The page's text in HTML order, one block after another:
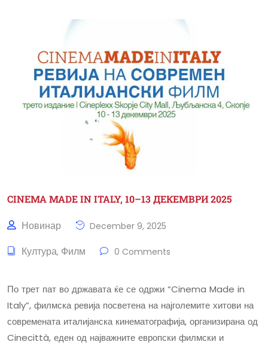
CINEMA MADE IN ITALY, 10–13 ДЕКЕМВРИ 2025
Новинар December 9, 2025
Култура, Филм 0 Comments
По трет пат во државата ќе се одржи “Cinema Made in
Italy”, филмска ревија посветена на најголемите хитови на
современата италијанска кинематографија, организирана од
Cinecittà, еден од најважните европски филмски и